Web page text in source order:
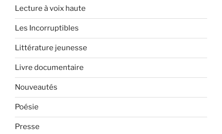
Lecture à voix haute
Les Incorruptibles
Littérature jeunesse
Livre documentaire
Nouveautés
Poésie
Presse